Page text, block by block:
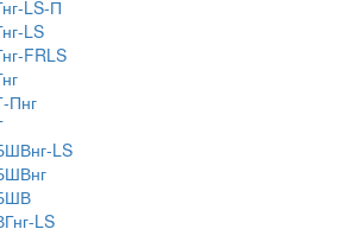
LS-П
LS
FRLS
Пнг
LS
LS